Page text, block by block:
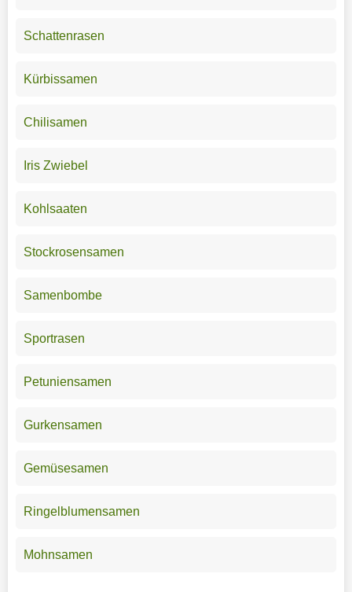
Schattenrasen
Kürbissamen
Chilisamen
Iris Zwiebel
Kohlsaaten
Stockrosensamen
Samenbombe
Sportrasen
Petuniensamen
Gurkensamen
Gemüsesamen
Ringelblumensamen
Mohnsamen